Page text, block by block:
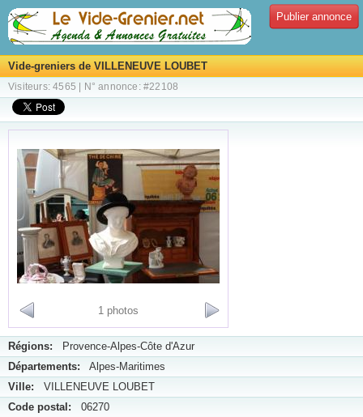
Publier annonce
Vide-greniers de VILLENEUVE LOUBET
Visiteurs: 4565 | N° annonce: #22108
1 photos
Régions: Provence-Alpes-Côte d'Azur
Départements: Alpes-Maritimes
Ville: VILLENEUVE LOUBET
Code postal: 06270